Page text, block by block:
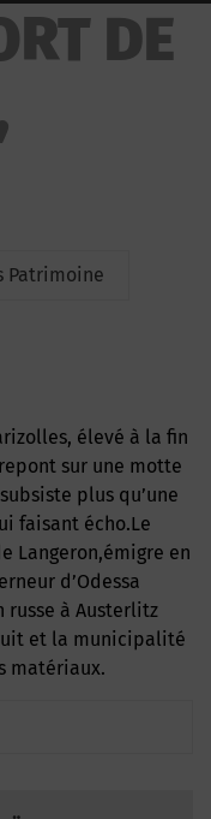
DE
Patrimoine
sur une motte
plus qu’une
faisant écho.Le
Langeron,émigre en
d’Odessa
russe à Austerlitz
et la municipalité
matériaux.